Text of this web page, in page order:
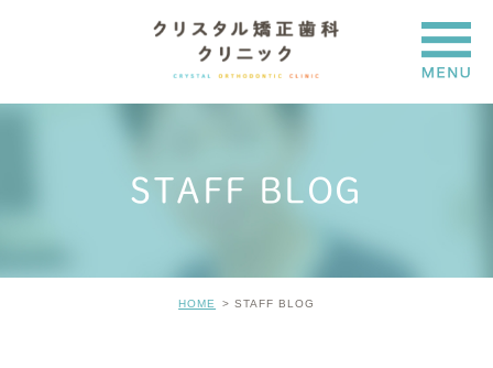
STAFF BLOG
HOME STAFF BLOG